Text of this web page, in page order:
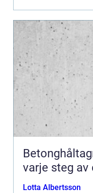
Betonghåltagning
varje steg av
Lotta Albertsson